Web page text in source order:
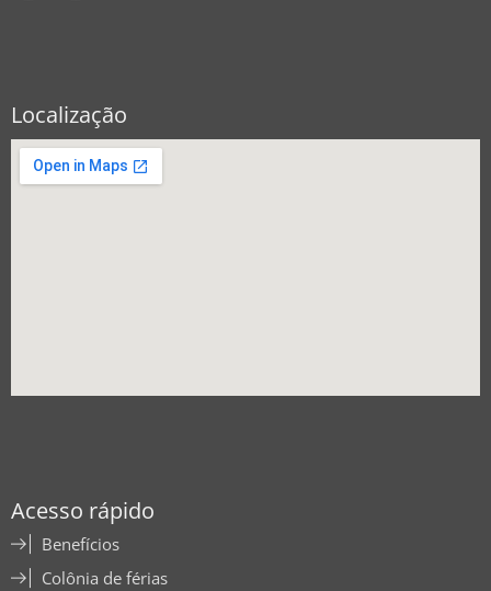
Localização
Acesso rápido
Benefícios
Colônia de férias